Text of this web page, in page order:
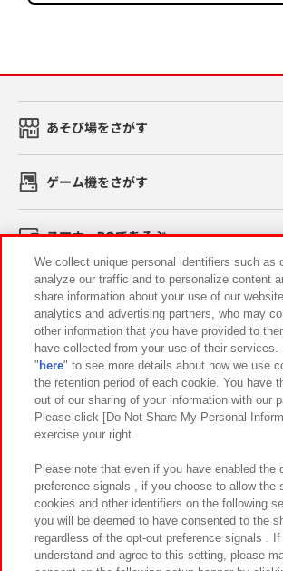
あそび場をさがす
ゲーム機をさがす
スマホ・PCであそぶ
イベント・キャンペーン
関連会社 サステナビリティ サイ
プライバシーポリシー ウェブアクセシビリテ
お取引先さまとともに
カスタマーハラスメント対応方針 よくあるご質
We collect unique personal identifiers such as
analyze our traffic and to personalize content
share information about your use of our
analytics and advertising partners, who may
other information that you have provided to
have collected from your use of their
" here" to see more details about how we use
the retention period of each cookie. You have
out of our sharing of your information with our
Please click [Do Not Share My Personal
exercise your right.
Please note that even if you have enabled the
preference signals , if you choose to allow the
cookies and other identifiers on the following
you will be deemed to have consented to the
regardless of the opt-out preference signals . If
understand and agree to this setting, please